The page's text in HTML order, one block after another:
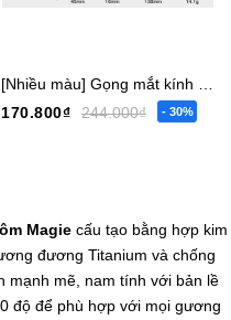
170.800₫
244.000₫ - 30%
Magie cấu tạo bằng hợp kim
đương Titanium và chống
mạnh mẽ, nam tính với bản lề
độ để phù hợp với mọi gương